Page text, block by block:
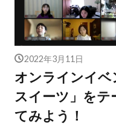
2022年3月11日
オンラインイ
スイーツ」をテ
てみよう！